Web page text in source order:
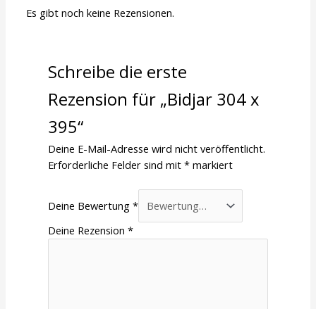
Es gibt noch keine Rezensionen.
Schreibe die erste
Rezension für „Bidjar 304 x
395“
Deine E-Mail-Adresse wird nicht veröffentlicht.
Erforderliche Felder sind mit* markiert
Deine Bewertung*
Deine Rezension*